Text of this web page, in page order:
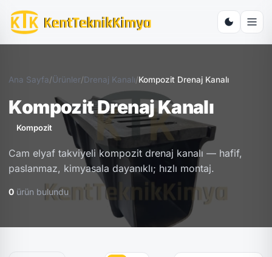
Ana Sayfa/Ürünler/Drenaj Kanalı/Kompozit Drenaj Kanalı
Kompozit Drenaj Kanalı
Kompozit
Cam elyaf takviyeli kompozit drenaj kanalı — hafif,
paslanmaz, kimyasala dayanıklı; hızlı montaj.
0 ürün bulundu